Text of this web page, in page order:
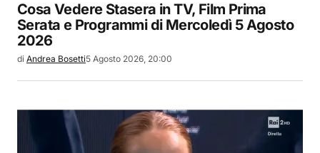
Cosa Vedere Stasera in TV, Film Prima
Serata e Programmi di Mercoledì 5 Agosto
2026
di Andrea Bosetti5 Agosto 2026, 20:00